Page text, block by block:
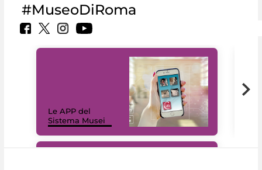
#MuseoDiRoma
Le APP del
Sistema Musei